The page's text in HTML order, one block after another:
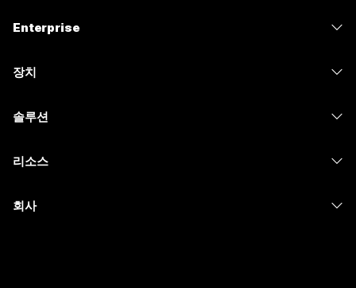
Enterprise
장치
솔루션
리소스
회사